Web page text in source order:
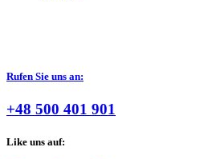
Rufen Sie uns an:
+48 500 401 901
Like uns auf: